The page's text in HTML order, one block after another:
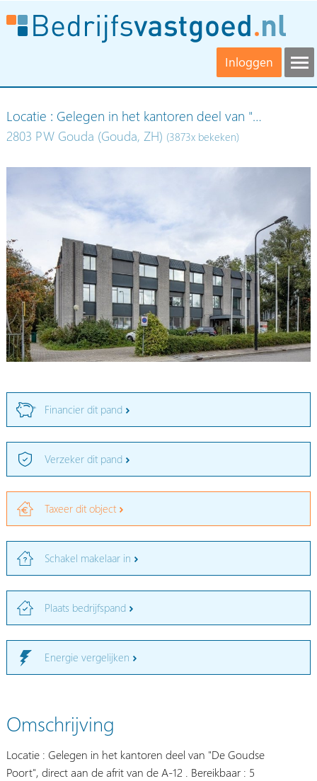
Inloggen
Locatie : Gelegen in het kantoren deel van "…
2803 PW Gouda (Gouda, ZH) (3873x bekeken)
Financier dit pand
Verzeker dit pand
Taxeer dit object
Schakel makelaar in
Plaats bedrijfspand
Energie vergelijken
Omschrijving
Locatie : Gelegen in het kantoren deel van "De Goudse
Poort", direct aan de afrit van de A-12 . Bereikbaar : 5